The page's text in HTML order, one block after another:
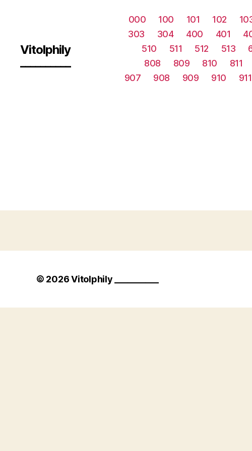
Vitolphily
000 100 101 102
303
304 400 401
510
511 512 513
808
809 810 811
907
908 909 910 911
© 2026Vitolphily __________